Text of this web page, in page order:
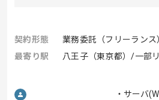
契約形態
業務委託（フリーランス
最寄り駅
八王子（東京都）/一部
・サーバ